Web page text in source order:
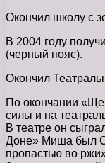
Окончил школу с
В 2004 году
(черный пояс).
Окончил
По окончании
силы и на
В театре он
Доне» Миша был
пропастью во